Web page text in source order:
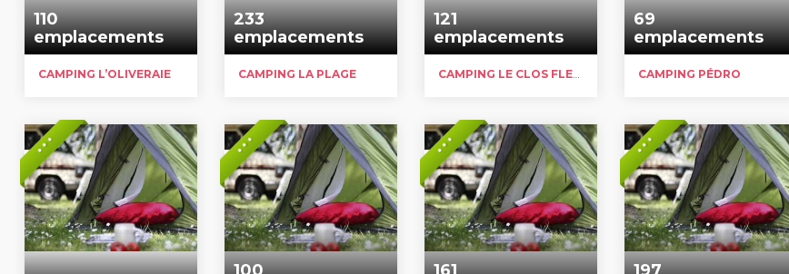
110
emplacements
CAMPING L’OLIVERAIE
233
emplacements
CAMPING LA PLAGE
121
emplacements
CAMPING LE CLOS FLEURI
69
emplacements
CAMPING PÉDRO
* * * * * * * * * * * *